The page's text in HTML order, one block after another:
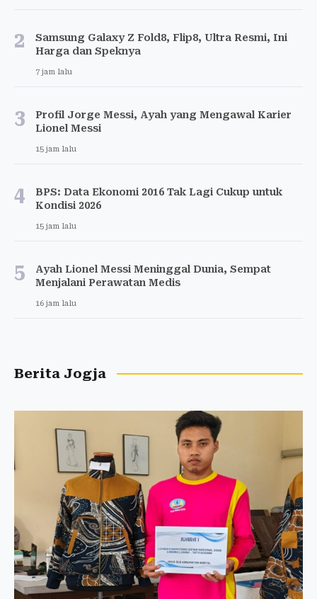
2
Samsung Galaxy Z Fold8, Flip8, Ultra Resmi, Ini
Harga dan Speknya
7 jam lalu
3
Profil Jorge Messi, Ayah yang Mengawal Karier
Lionel Messi
15 jam lalu
4
BPS: Data Ekonomi 2016 Tak Lagi Cukup untuk
Kondisi 2026
15 jam lalu
5
Ayah Lionel Messi Meninggal Dunia, Sempat
Menjalani Perawatan Medis
16 jam lalu
Berita Jogja